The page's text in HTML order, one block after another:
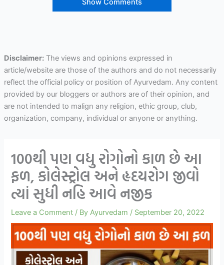
Show Comments
Disclaimer:The views and opinions expressed in
article/website are those of the authors and do not necessarily
reflect the official policy or position of Ayurvedam. Any content
provided by our bloggers or authors are of their opinion, and
are not intended to malign any religion, ethic group, club,
organization, company, individual or anyone or anything.
100થી પણ વધુ રોગોનો કાળ છે આ
ફળ, કોલેસ્ટ્રોલ અને હૃદયરોગ જીવો
ત્યાં સુધી નહિ આવે નજીક
Leave a Comment / By Ayurvedam / September 20, 2022